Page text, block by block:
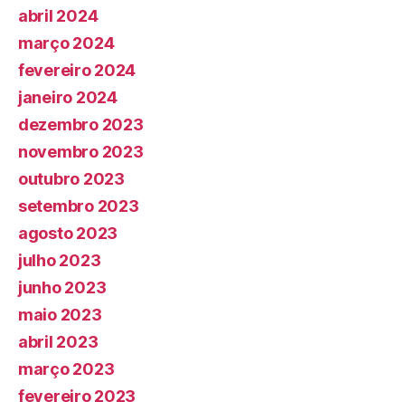
abril 2024
março 2024
fevereiro 2024
janeiro 2024
dezembro 2023
novembro 2023
outubro 2023
setembro 2023
agosto 2023
julho 2023
junho 2023
maio 2023
abril 2023
março 2023
fevereiro 2023